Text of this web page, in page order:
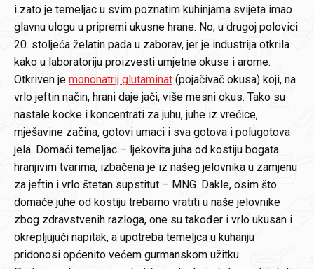
i zato je temeljac u svim poznatim kuhinjama svijeta imao
glavnu ulogu u pripremi ukusne hrane. No, u drugoj polovici
20. stoljeća želatin pada u zaborav, jer je industrija otkrila
kako u laboratoriju proizvesti umjetne okuse i arome.
Otkriven je mononatrij glutaminat (pojačivač okusa) koji, na
vrlo jeftin način, hrani daje jači, više mesni okus. Tako su
nastale kocke i koncentrati za juhu, juhe iz vrećice,
mješavine začina, gotovi umaci i sva gotova i polugotova
jela. Domaći temeljac – ljekovita juha od kostiju bogata
hranjivim tvarima, izbačena je iz našeg jelovnika u zamjenu
za jeftin i vrlo štetan supstitut – MNG. Dakle, osim što
domaće juhe od kostiju trebamo vratiti u naše jelovnike
zbog zdravstvenih razloga, one su također i vrlo ukusan i
okrepljujući napitak, a upotreba temeljca u kuhanju
pridonosi općenito većem gurmanskom užitku.